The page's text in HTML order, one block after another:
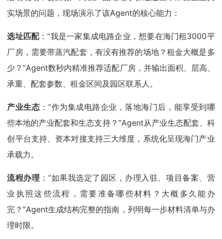
实场景的问题，现场演示了该Agent的核心能力：
选址匹配：“我是一家集成电路企业，想要在海门租3000平
厂房，需要带蒸汽配套，有没有推荐的场地？租金大概是多
少？”Agent数秒内精准推荐适配厂房，并输出面积、层高、
承重、配套参数、租金区间及园区联系人。
产业生态 ：“作为集成电路企业，落地海门后，能享受到哪
些本地的产业配套和生态支持？”Agent从产业生态配套、科
创平台支持、资本对接支持三大维度，系统化呈现海门产业
承载力。
流程办理 ：“如果我选定了园区，办理入驻、项目备案、营
业执照这些流程，需要准备哪些材料？大概多久能办
完？”Agent生成结构完整的指南，列明每一步材料清单与办
理时限。